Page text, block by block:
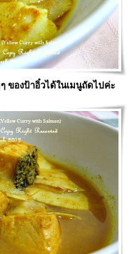
ของป้าอิ๋วได้ในเมนูถัดไปค่ะ